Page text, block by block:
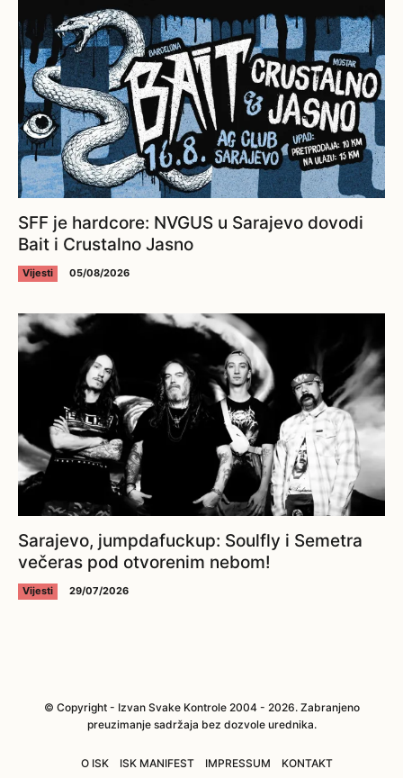
SFF je hardcore: NVGUS u Sarajevo dovodi
Bait i Crustalno Jasno
Vijesti 05/08/2026
Sarajevo, jumpdafuckup: Soulfly i Semetra
večeras pod otvorenim nebom!
Vijesti 29/07/2026
© Copyright - Izvan Svake Kontrole 2004 - 2026. Zabranjeno
preuzimanje sadržaja bez dozvole urednika.
O ISK ISK MANIFEST IMPRESSUM KONTAKT